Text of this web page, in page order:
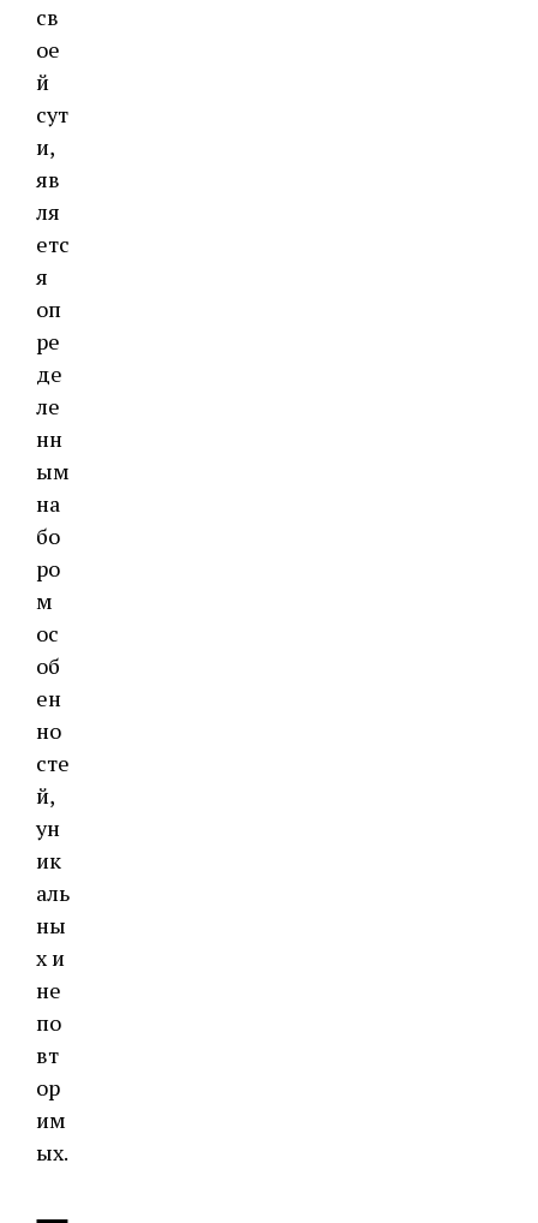
св
ое
й
сут
и,
яв
ля
етс
я
оп
ре
де
ле
нн
ым
на
бо
ро
м
ос
об
ен
но
сте
й,
ун
ик
аль
ны
х и
не
по
вт
ор
им
ых.